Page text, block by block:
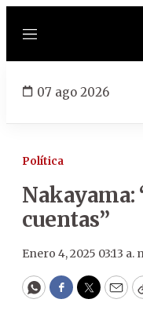
Menú
07 ago 2026
Política
Nakayama:
cuentas”
Enero 4, 2025 03:13 a.
WhatsApp
Facebook
Twitter